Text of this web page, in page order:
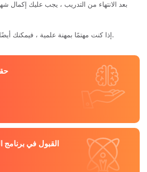
بعد الانتهاء من التدريب ، يجب عليك إكمال
إذا كنت مهتمًا بمهنة علمية ، فيمكنك أيضًا مواصلة دراستك العليا.
القبول في برنامج